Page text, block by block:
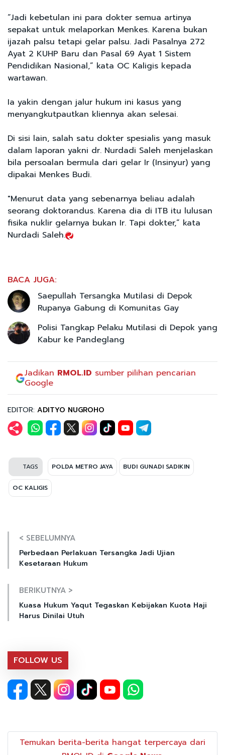
“Jadi kebetulan ini para dokter semua artinya
sepakat untuk melaporkan Menkes. Karena bukan
ijazah palsu tetapi gelar palsu. Jadi Pasalnya 272
Ayat 2 KUHP Baru dan Pasal 69 Ayat 1 Sistem
Pendidikan Nasional,” kata OC Kaligis kepada
wartawan.
Ia yakin dengan jalur hukum ini kasus yang
menyangkutpautkan kliennya akan selesai.
Di sisi lain, salah satu dokter spesialis yang masuk
dalam laporan yakni dr. Nurdadi Saleh menjelaskan
bila persoalan bermula dari gelar Ir (Insinyur) yang
dipakai Menkes Budi.
"Menurut data yang sebenarnya beliau adalah
seorang doktorandus. Karena dia di ITB itu lulusan
fisika nuklir gelarnya bukan Ir. Tapi dokter,” kata
Nurdadi Saleh.
BACA JUGA:
Saepullah Tersangka Mutilasi di Depok
Rupanya Gabung di Komunitas Gay
Polisi Tangkap Pelaku Mutilasi di Depok yang
Kabur ke Pandeglang
Jadikan RMOL.ID sumber pilihan pencarian
Google
EDITOR: ADITYO NUGROHO
TAGS POLDA METRO JAYA BUDI GUNADI SADIKIN
OC KALIGIS
< SEBELUMNYA
Perbedaan Perlakuan Tersangka Jadi Ujian
Kesetaraan Hukum
BERIKUTNYA >
Kuasa Hukum Yaqut Tegaskan Kebijakan Kuota Haji
Harus Dinilai Utuh
FOLLOW US
Temukan berita-berita hangat terpercaya dari